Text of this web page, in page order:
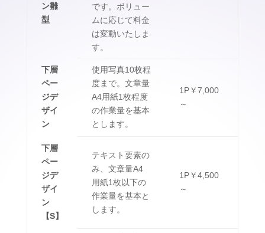
ン雛
型
です。ボリュー
ムに応じて料金
は変動いたしま
す。
下層
ペー
ジデ
ザイ
ン
使用写真10枚程
度まで。文章量
A4用紙1枚程度
の作業量を基本
とします。
1P￥7,000
～
下層
ペー
ジデ
ザイ
ン
【S】
テキスト要素の
み、文章量A4
用紙1枚以下の
作業量を基本と
します。
1P￥4,500
～